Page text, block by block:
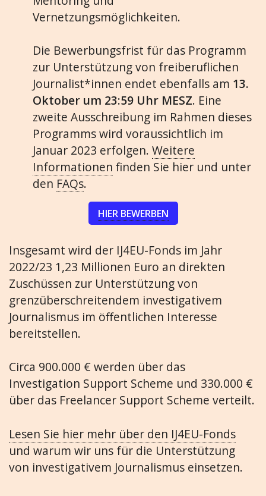
Vernetzungsmöglichkeiten.
Die Bewerbungsfrist für das Programm
zur Unterstützung von freiberuflichen
Journalist*innen endet ebenfalls am 13.
Oktober um 23:59 Uhr MESZ. Eine
zweite Ausschreibung im Rahmen dieses
Programms wird voraussichtlich im
Januar 2023 erfolgen. Weitere
Informationen finden Sie hier und unter
den FAQs.
HIER BEWERBEN
Insgesamt wird der IJ4EU-Fonds im Jahr
2022/23 1,23 Millionen Euro an direkten
Zuschüssen zur Unterstützung von
grenzüberschreitendem investigativem
Journalismus im öffentlichen Interesse
bereitstellen.
Circa 900.000 € werden über das
Investigation Support Scheme und 330.000 €
über das Freelancer Support Scheme verteilt.
Lesen Sie hier mehr über den IJ4EU-Fonds
und warum wir uns für die Unterstützung
von investigativem Journalismus einsetzen.